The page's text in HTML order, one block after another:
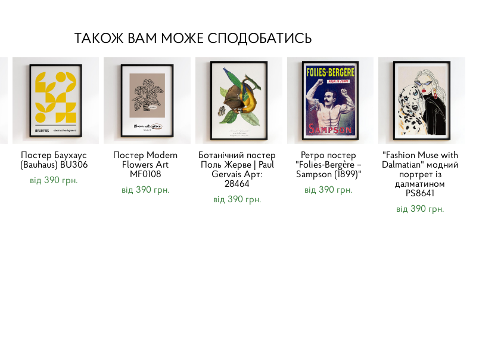
ТАКОЖ ВАМ МОЖЕ СПОДОБАТИСЬ
Постер Баухаус
(Bauhaus) BU306
від 390 грн.
Постер Modern
Flowers Art
MF0108
від 390 грн.
Ботанічний постер
Поль Жерве | Paul
Gervais Арт:
28464
від 390 грн.
Ретро постер
"Folies-Bergère –
Sampson (1899)"
від 390 грн.
"Fashion Muse with
Dalmatian" модний
портрет із
далматином
PS8641
від 390 грн.